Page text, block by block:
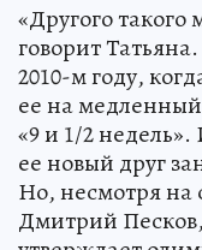
«Другого
говорит
2010-м году,
ее на
«9 и 1/2
ее новый друг
Но, несмотря на
Дмитрий